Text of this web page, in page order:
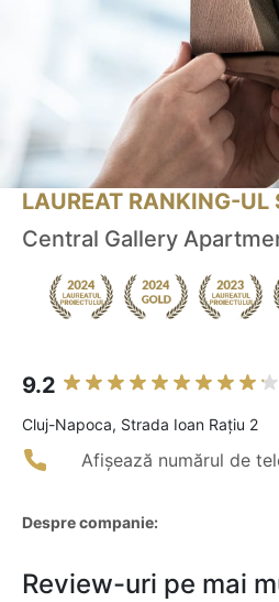
LAUREAT RANKING-UL
Central Gallery
9.2
Cluj-Napoca, Strada Ioan Rațiu 2
Afișează numărul de
Despre companie:
Review-uri pe mai